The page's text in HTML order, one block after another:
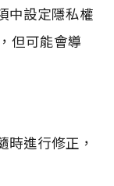
中設定隱私權
但可能會導
時進行修正，